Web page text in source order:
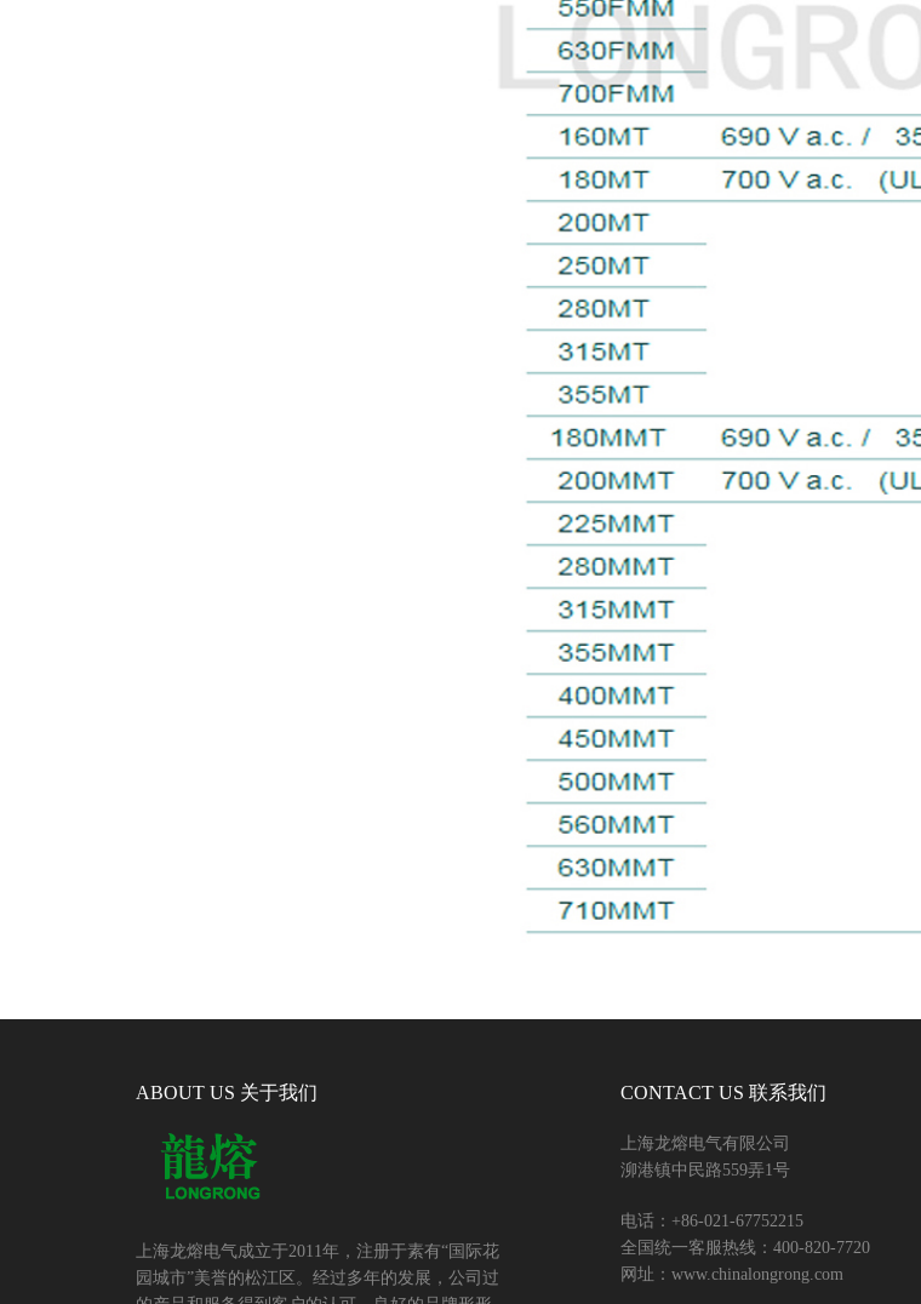
ABOUT US 关于我们
上海龙熔电气成立于2011年，注册于素有“国际花
园城市”美誉的松江区。经过多年的发展，公司过
CONTACT US 联系我们
上海龙熔电气有限公司
泖港镇中民路559弄1号
电话：+86-021-67752215
全国统一客服热线：400-820-7720
网址：www.chinalongrong.com